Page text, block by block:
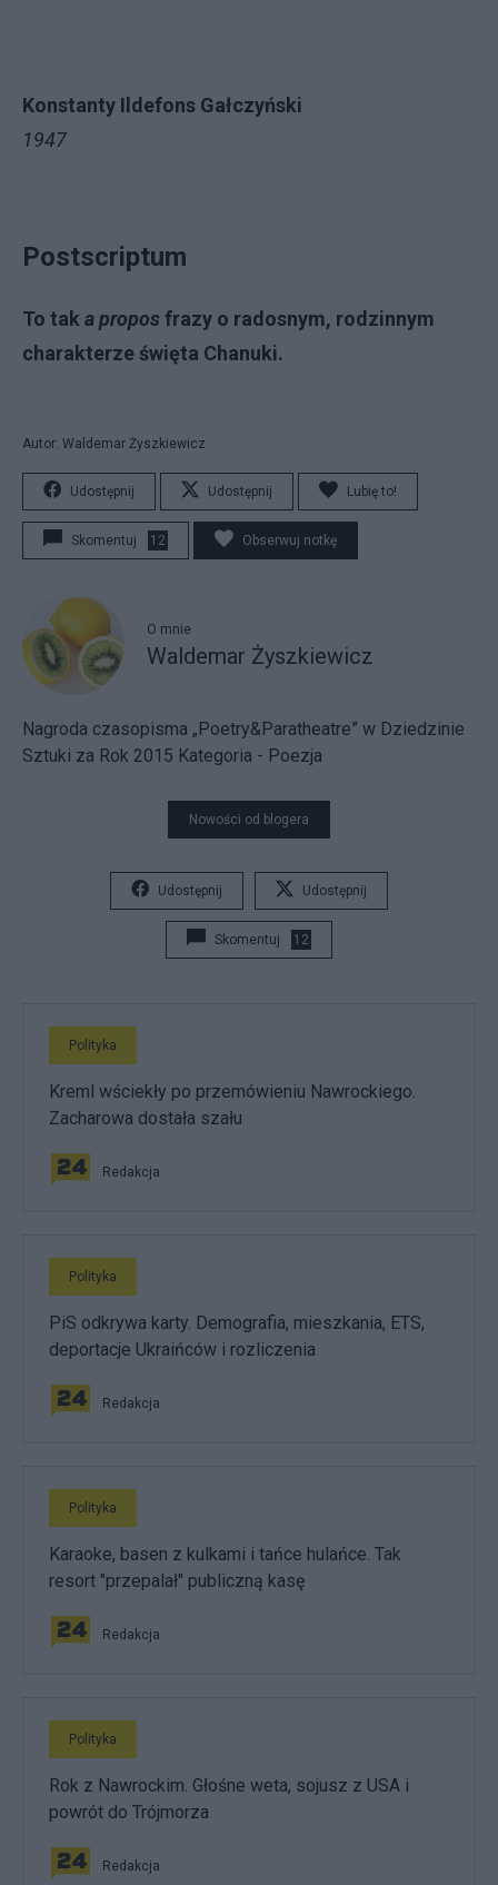
Konstanty Ildefons Gałczyński
1947
Postscriptum
To tak a proposfrazy o radosnym, rodzinnym
charakterze święta Chanuki.
Autor: Waldemar Żyszkiewicz
Udostępnij Udostępnij Lubię to!
Skomentuj 12 Obserwuj notkę
O mnie
Waldemar Żyszkiewicz
Nagroda czasopisma „Poetry&Paratheatre” w Dziedzinie
Sztuki za Rok 2015 Kategoria - Poezja
Nowości od blogera
Udostępnij Udostępnij
Skomentuj 12
Polityka
Kreml wściekły po przemówieniu Nawrockiego.
Zacharowa dostała szału
Redakcja
Polityka
PiS odkrywa karty. Demografia, mieszkania, ETS,
deportacje Ukraińców i rozliczenia
Redakcja
Polityka
Karaoke, basen z kulkami i tańce hulańce. Tak
resort "przepalał" publiczną kasę
Redakcja
Polityka
Rok z Nawrockim. Głośne weta, sojusz z USA i
powrót do Trójmorza
Redakcja